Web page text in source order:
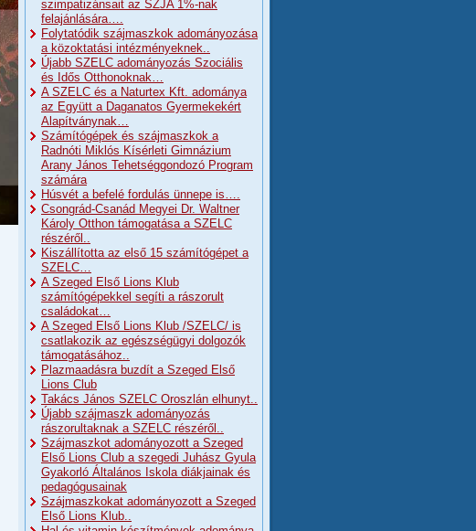
szimpatizánsait az SZJA 1%-nak
felajánlására….
Folytatódik szájmaszkok adományozása
a közoktatási intézményeknek..
Újabb SZELC adományozás Szociális
és Idős Otthonoknak…
A SZELC és a Naturtex Kft. adománya
az Együtt a Daganatos Gyermekekért
Alapítványnak…
Számítógépek és szájmaszkok a
Radnóti Miklós Kísérleti Gimnázium
Arany János Tehetséggondozó Program
számára
Húsvét a befelé fordulás ünnepe is….
Csongrád-Csanád Megyei Dr. Waltner
Károly Otthon támogatása a SZELC
részéről..
Kiszállította az első 15 számítógépet a
SZELC…
A Szeged Első Lions Klub
számítógépekkel segíti a rászorult
családokat…
A Szeged Első Lions Klub /SZELC/ is
csatlakozik az egészségügyi dolgozók
támogatásához..
Plazmaadásra buzdít a Szeged Első
Lions Club
Takács János SZELC Oroszlán elhunyt..
Újabb szájmaszk adományozás
rászorultaknak a SZELC részéről..
Szájmaszkot adományozott a Szeged
Első Lions Club a szegedi Juhász Gyula
Gyakorló Általános Iskola diákjainak és
pedagógusainak
Szájmaszkokat adományozott a Szeged
Első Lions Klub..